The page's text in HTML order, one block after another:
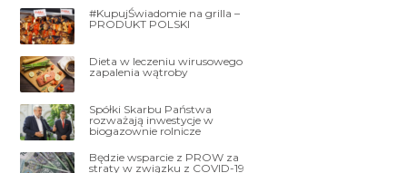
#KupujŚwiadomie na grilla –
PRODUKT POLSKI
Dieta w leczeniu wirusowego
zapalenia wątroby
Spółki Skarbu Państwa
rozważają inwestycje w
biogazownie rolnicze
Będzie wsparcie z PROW za
straty w związku z COVID-19